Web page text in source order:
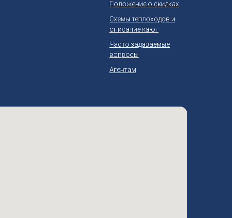
Положение о скидках
Схемы теплоходов и
описание кают
Часто задаваемые
вопросы
Агентам